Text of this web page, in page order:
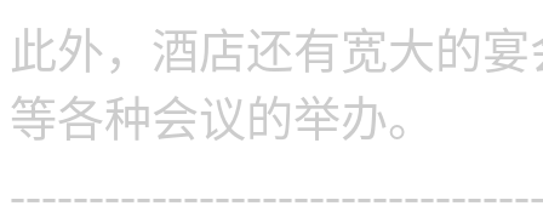
此外，酒店还有宽大的
等各种会议的举办。